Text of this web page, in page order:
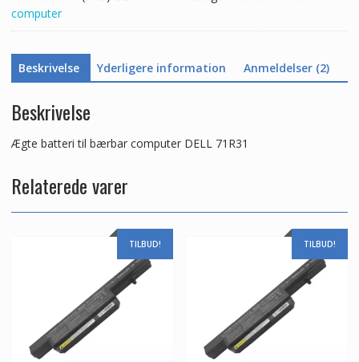
computer
Beskrivelse Yderligere information Anmeldelser (2)
Beskrivelse
Ægte batteri til bærbar computer DELL 71R31
Relaterede varer
TILBUD! TILBUD!